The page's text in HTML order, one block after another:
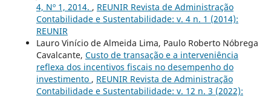
4, Nº 1, 2014. , REUNIR Revista de Administração
Contabilidade e Sustentabilidade: v. 4 n. 1 (2014):
REUNIR
Lauro Vinício de Almeida Lima, Paulo Roberto Nóbrega
Cavalcante, Custo de transação e a interveniência
reflexa dos incentivos fiscais no desempenho do
investimento , REUNIR Revista de Administração
Contabilidade e Sustentabilidade: v. 12 n. 3 (2022):